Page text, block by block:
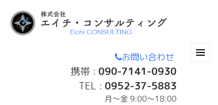
お問い合わせ
携帯 : 090-7141-0930
TEL : 0952-37-5883
月〜金 9:00～18:00